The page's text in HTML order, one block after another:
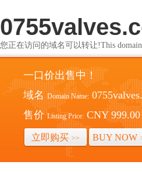
您正在访问的域名可以转让!This domain
一口价出售中！
域名 Domain Name:
售价 Listing Price: CNY 999.00
立即购买 >> BUY NOW